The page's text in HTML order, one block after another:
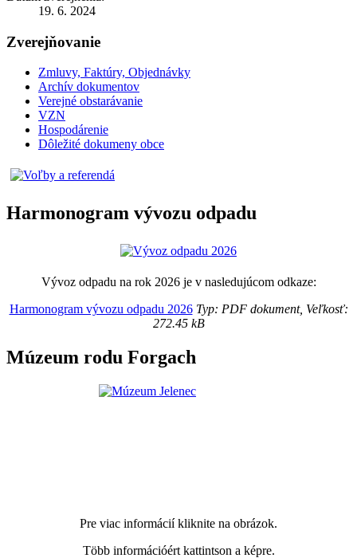
19. 6. 2024
Zverejňovanie
Zmluvy, Faktúry, Objednávky
Archív dokumentov
Verejné obstarávanie
VZN
Hospodárenie
Dôležité dokumeny obce
Harmonogram vývozu odpadu
Vývoz odpadu na rok 2026 je v nasledujúcom odkaze:
Harmonogram vývozu odpadu 2026Typ: PDF dokument, Veľkosť:
272.45 kB
Múzeum rodu Forgach
Pre viac informácií kliknite na obrázok.
Több információért kattintson a képre.